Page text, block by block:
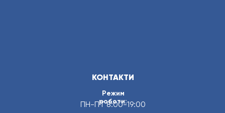
Режим
роботи:
ПН-ПТ 8:00-19:00
КОНТАКТИ